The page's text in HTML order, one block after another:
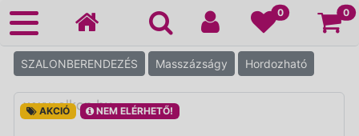
0 0
SZALONBERENDEZÉS Masszázságy Hordozható
AKCIÓ NEM ELÉRHETŐ!